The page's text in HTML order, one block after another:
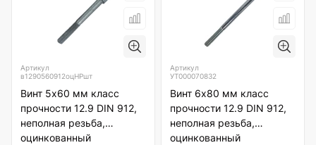
Артикул
в1290560912оцНРшт
Винт 5х60 мм класс
прочности 12.9 DIN 912,
неполная резьба,
оцинкованный
Артикул
УТ000070832
Винт 6х80 мм класс
прочности 12.9 DIN 912,
неполная резьба,
оцинкованный